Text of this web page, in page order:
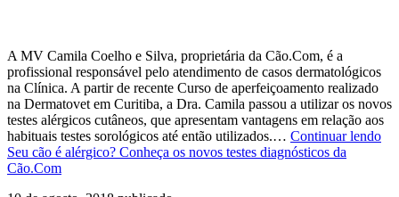
A MV Camila Coelho e Silva, proprietária da Cão.Com, é a
profissional responsável pelo atendimento de casos dermatológicos
na Clínica. A partir de recente Curso de aperfeiçoamento realizado
na Dermatovet em Curitiba, a Dra. Camila passou a utilizar os novos
testes alérgicos cutâneos, que apresentam vantagens em relação aos
habituais testes sorológicos até então utilizados.… Continuar lendo
Seu cão é alérgico? Conheça os novos testes diagnósticos da
Cão.Com